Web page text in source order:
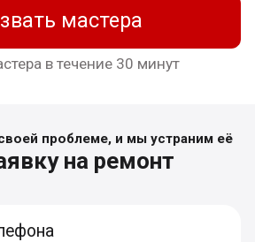
мастера
в течение 30 минут
проблеме, и мы устраним её
на ремонт